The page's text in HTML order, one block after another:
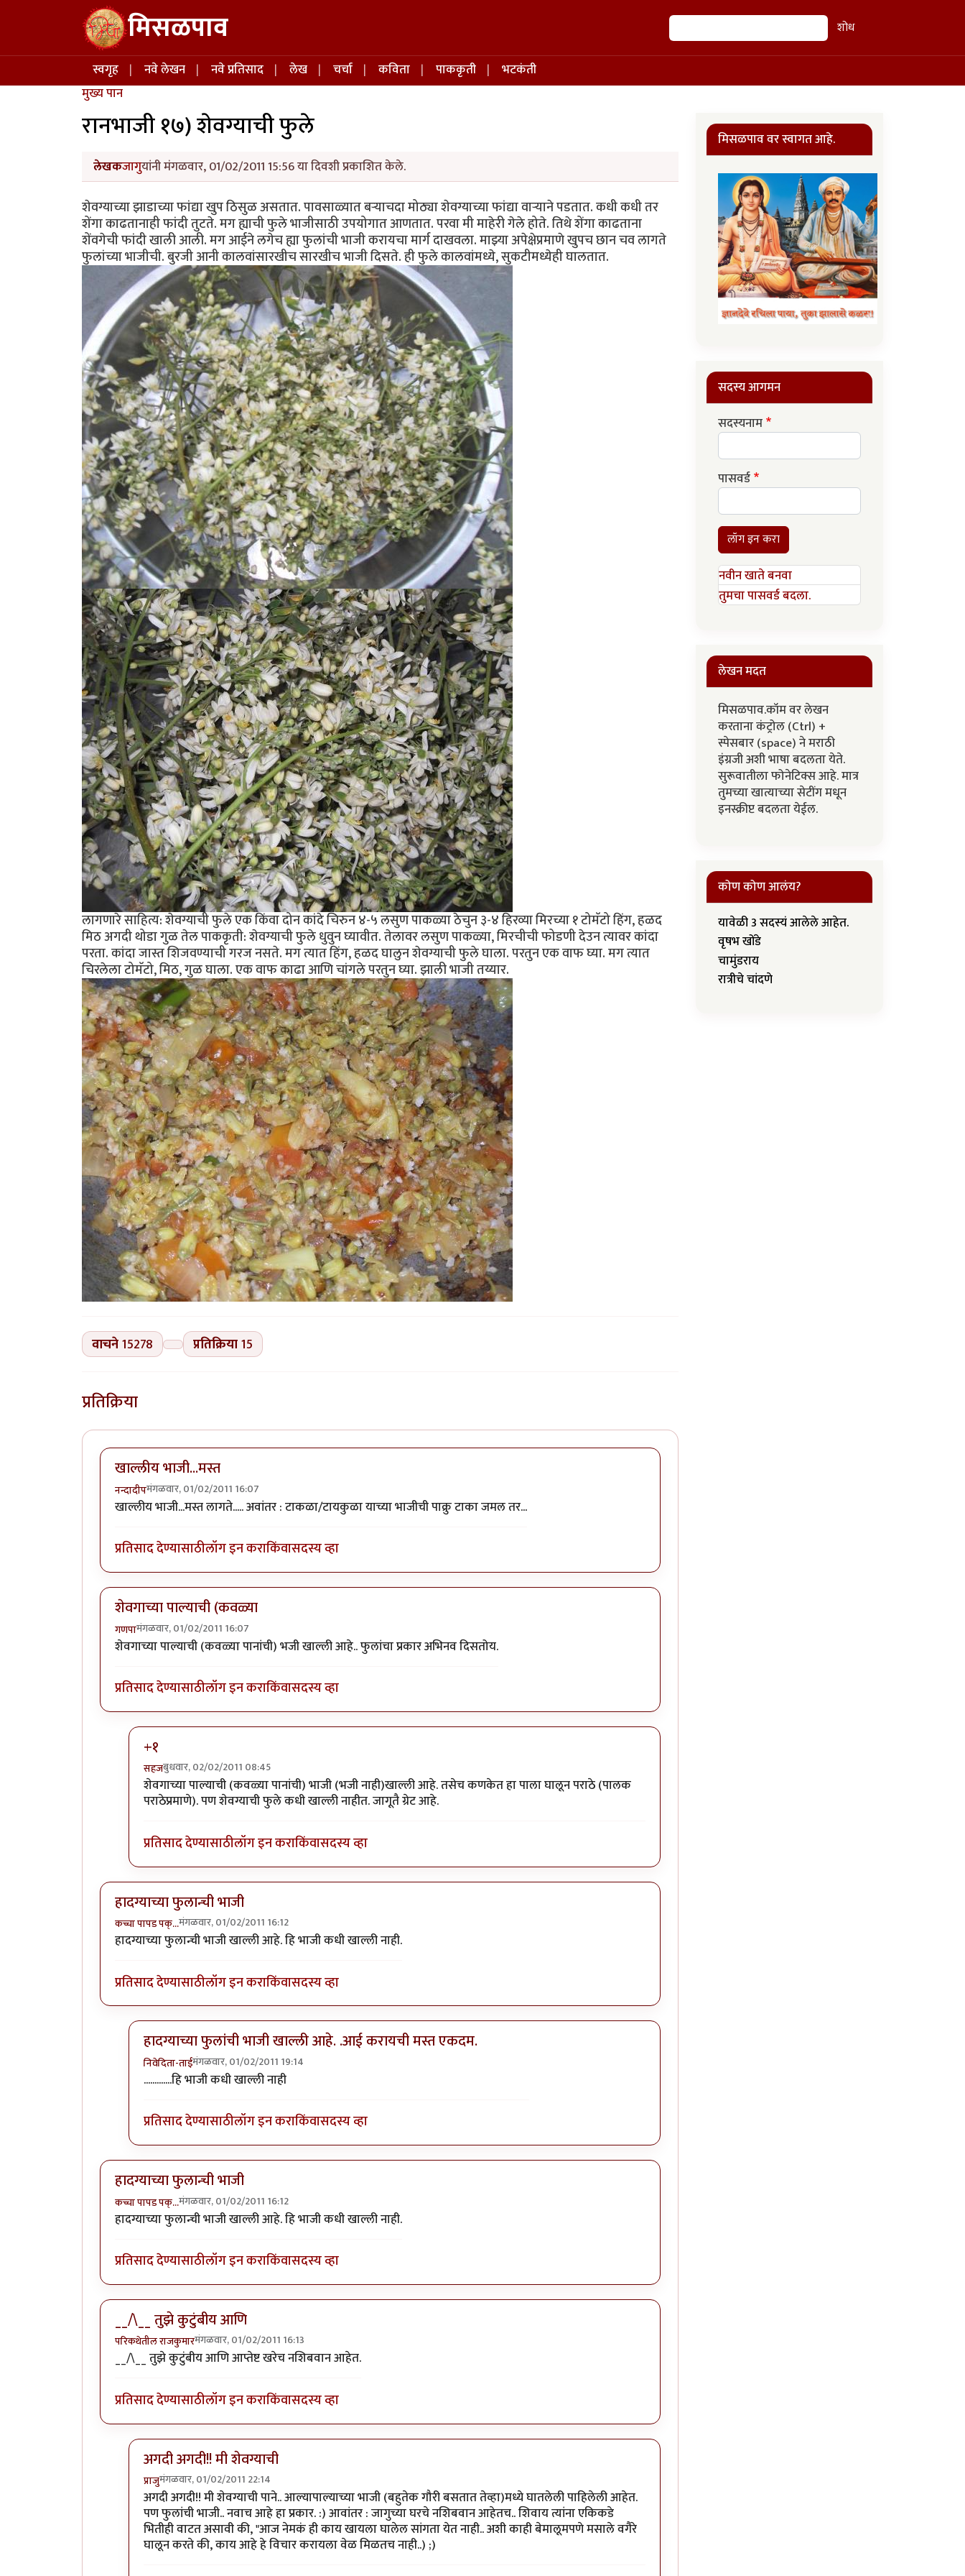
Skip to main content मिसळपाव शोध शोध
Main navigation
स्वगृह नवे लेखन नवे प्रतिसाद लेख चर्चा कविता पाककृती
भटकंती
मुख्य पान
रानभाजी १७) शेवग्याची फुले
लेखकजागुयांनी मंगळवार, 01/02/2011 15:56 या दिवशी प्रकाशित केले.
शेवग्याच्या झाडाच्या फांद्या खुप ठिसुळ असतात. पावसाळ्यात बर्‍याचदा मोठ्या शेवग्याच्या फांद्या वार्‍याने पडतात. कधी कधी तर
शेंगा काढतानाही फांदी तुटते. मग ह्याची फुले भाजीसाठी उपयोगात आणतात. परवा मी माहेरी गेले होते. तिथे शेंगा काढताना
शेंवगेची फांदी खाली आली. मग आईने लगेच ह्या फुलांची भाजी करायचा मार्ग दाखवला. माझ्या अपेक्षेप्रमाणे खुपच छान चव लागते
फुलांच्या भाजीची. बुरजी आनी कालवांसारखीच सारखीच भाजी दिसते. ही फुले कालवांमध्ये, सुकटीमध्येही घालतात.
लागणारे साहित्य: शेवग्याची फुले एक किंवा दोन कांदे चिरुन ४-५ लसुण पाकळ्या ठेचुन ३-४ हिरव्या मिरच्या १ टोमॅटो हिंग, हळद
मिठ अगदी थोडा गुळ तेल पाककृती: शेवग्याची फुले धुवुन घ्यावीत. तेलावर लसुण पाकळ्या, मिरचीची फोडणी देउन त्यावर कांदा
परता. कांदा जास्त शिजवण्याची गरज नसते. मग त्यात हिंग, हळद घालुन शेवग्याची फुले घाला. परतुन एक वाफ घ्या. मग त्यात
चिरलेला टोमॅटो, मिठ, गुळ घाला. एक वाफ काढा आणि चांगले परतुन घ्या. झाली भाजी तय्यार.
वाचने15278 प्रतिक्रिया15
प्रतिक्रिया
खाल्लीय भाजी...मस्त
नन्दादीपमंगळवार, 01/02/2011 16:07
खाल्लीय भाजी...मस्त लागते..... अवांतर : टाकळा/टायकुळा याच्या भाजीची पाक्रु टाका जमल तर...
प्रतिसाद देण्यासाठीलॉग इन कराकिंवासदस्य व्हा
शेवगाच्या पाल्याची (कवळ्या
गणपामंगळवार, 01/02/2011 16:07
शेवगाच्या पाल्याची (कवळ्या पानांची) भजी खाल्ली आहे.. फुलांचा प्रकार अभिनव दिसतोय.
प्रतिसाद देण्यासाठीलॉग इन कराकिंवासदस्य व्हा
+१
सहजबुधवार, 02/02/2011 08:45
In reply toशेवगाच्या पाल्याची (कवळ्याbyगणपा
शेवगाच्या पाल्याची (कवळ्या पानांची) भाजी (भजी नाही)खाल्ली आहे. तसेच कणकेत हा पाला घालून पराठे (पालक
पराठेप्रमाणे). पण शेवग्याची फुले कधी खाल्ली नाहीत. जागूतै ग्रेट आहे.
प्रतिसाद देण्यासाठीलॉग इन कराकिंवासदस्य व्हा
हादग्याच्या फुलान्ची भाजी
कच्चा पापड पक्…मंगळवार, 01/02/2011 16:12
हादग्याच्या फुलान्ची भाजी खाल्ली आहे. हि भाजी कधी खाल्ली नाही.
प्रतिसाद देण्यासाठीलॉग इन कराकिंवासदस्य व्हा
हादग्याच्या फुलांची भाजी खाल्ली आहे. .आई करायची मस्त एकदम.
निवेदिता-ताईमंगळवार, 01/02/2011 19:14
In reply toहादग्याच्या फुलान्ची भाजी
.............हि भाजी कधी खाल्ली नाही
प्रतिसाद देण्यासाठीलॉग इन कराकिंवासदस्य व्हा
हादग्याच्या फुलान्ची भाजी
कच्चा पापड पक्…मंगळवार, 01/02/2011 16:12
हादग्याच्या फुलान्ची भाजी खाल्ली आहे. हि भाजी कधी खाल्ली नाही.
प्रतिसाद देण्यासाठीलॉग इन कराकिंवासदस्य व्हा
__/\__ तुझे कुटुंबीय आणि
परिकथेतील राजकुमारमंगळवार, 01/02/2011 16:13
__/\__ तुझे कुटुंबीय आणि आप्तेष्ट खरेच नशिबवान आहेत.
प्रतिसाद देण्यासाठीलॉग इन कराकिंवासदस्य व्हा
अगदी अगदी!! मी शेवग्याची
प्राजुमंगळवार, 01/02/2011 22:14
In reply to__/\__ तुझे कुटुंबीय आणिbyपरिकथेतील राजकुमार
अगदी अगदी!! मी शेवग्याची पाने.. आल्यापाल्याच्या भाजी (बहुतेक गौरी बसतात तेव्हा)मध्ये घातलेली पाहिलेली आहेत.
पण फुलांची भाजी.. नवाच आहे हा प्रकार. :) आवांतर : जागुच्या घरचे नशिबवान आहेतच.. शिवाय त्यांना एकिकडे
भितीही वाटत असावी की, "आज नेमकं ही काय खायला घालेल सांगता येत नाही.. अशी काही बेमालूमपणे मसाले वगैरे
घालून करते की, काय आहे हे विचार करायला वेळ मिळतच नाही..) ;)
मिसळपाव वर स्वागत आहे.
सदस्य आगमन
सदस्यनाम
पासवर्ड
लॉग इन करा
नवीन खाते बनवा
तुमचा पासवर्ड बदला.
लेखन मदत
मिसळपाव.कॉम वर लेखन
करताना कंट्रोल (Ctrl) +
स्पेसबार (space) ने मराठी
इंग्रजी अशी भाषा बदलता येते.
सुरूवातीला फोनेटिक्स आहे. मात्र
तुमच्या खात्याच्या सेटींग मधून
इनस्क्रीप्ट बदलता येईल.
कोण कोण आलंय?
यावेळी 3 सदस्यं आलेले आहेत.
वृषभ खोंडे
चामुंडराय
रात्रीचे चांदणे